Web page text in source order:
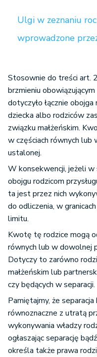
Ulgi w zeznaniu
wprowadzone
Stosownie do treści art.
brzmieniu
dotyczyło łącznie
dziecka albo rodziców
związku małżeńskim.
w częściach równych lub
ustalonej.
W konsekwencji, jeżeli
obojgu rodzicom
ta jest przez nich
do odliczenia, w
limitu.
Kwotę tę rodzice mogą
równych lub w dowolnej
Dotyczy to zarówno
małżeńskim lub
czy będących w separacji.
Pamiętajmy, że
równoznaczne z utratą
wykonywania władzy
ogłaszając separację
określa także prawa